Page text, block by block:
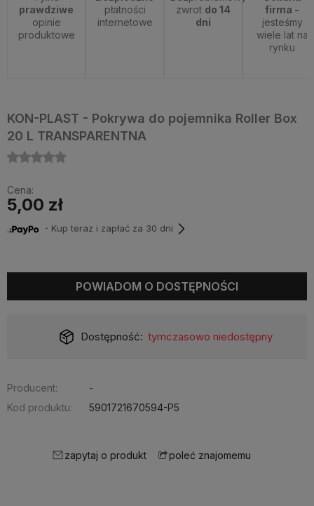
prawdziwe
opinie
produktowe
płatności
internetowe
zwrot do 14
dni
firma -
jesteśmy
wiele lat na
rynku
KON-PLAST - Pokrywa do pojemnika Roller Box
20 L TRANSPARENTNA
Cena:
5,00 zł
・Kup teraz i zapłać za 30 dni
POWIADOM O DOSTĘPNOŚCI
Dostępność: tymczasowo niedostępny
Producent:
-
Kod produktu:
5901721670594-P5
zapytaj o produkt poleć znajomemu